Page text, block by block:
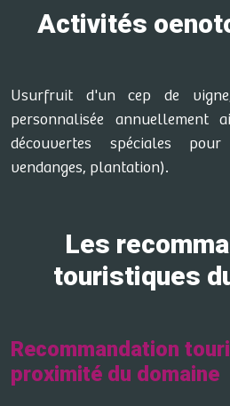
Activités
Usurfruit d'un cep de
personnalisée annuellement
découvertes spéciales
vendanges, plantation).
Les
touristiques
Recommandation
proximité du domaine